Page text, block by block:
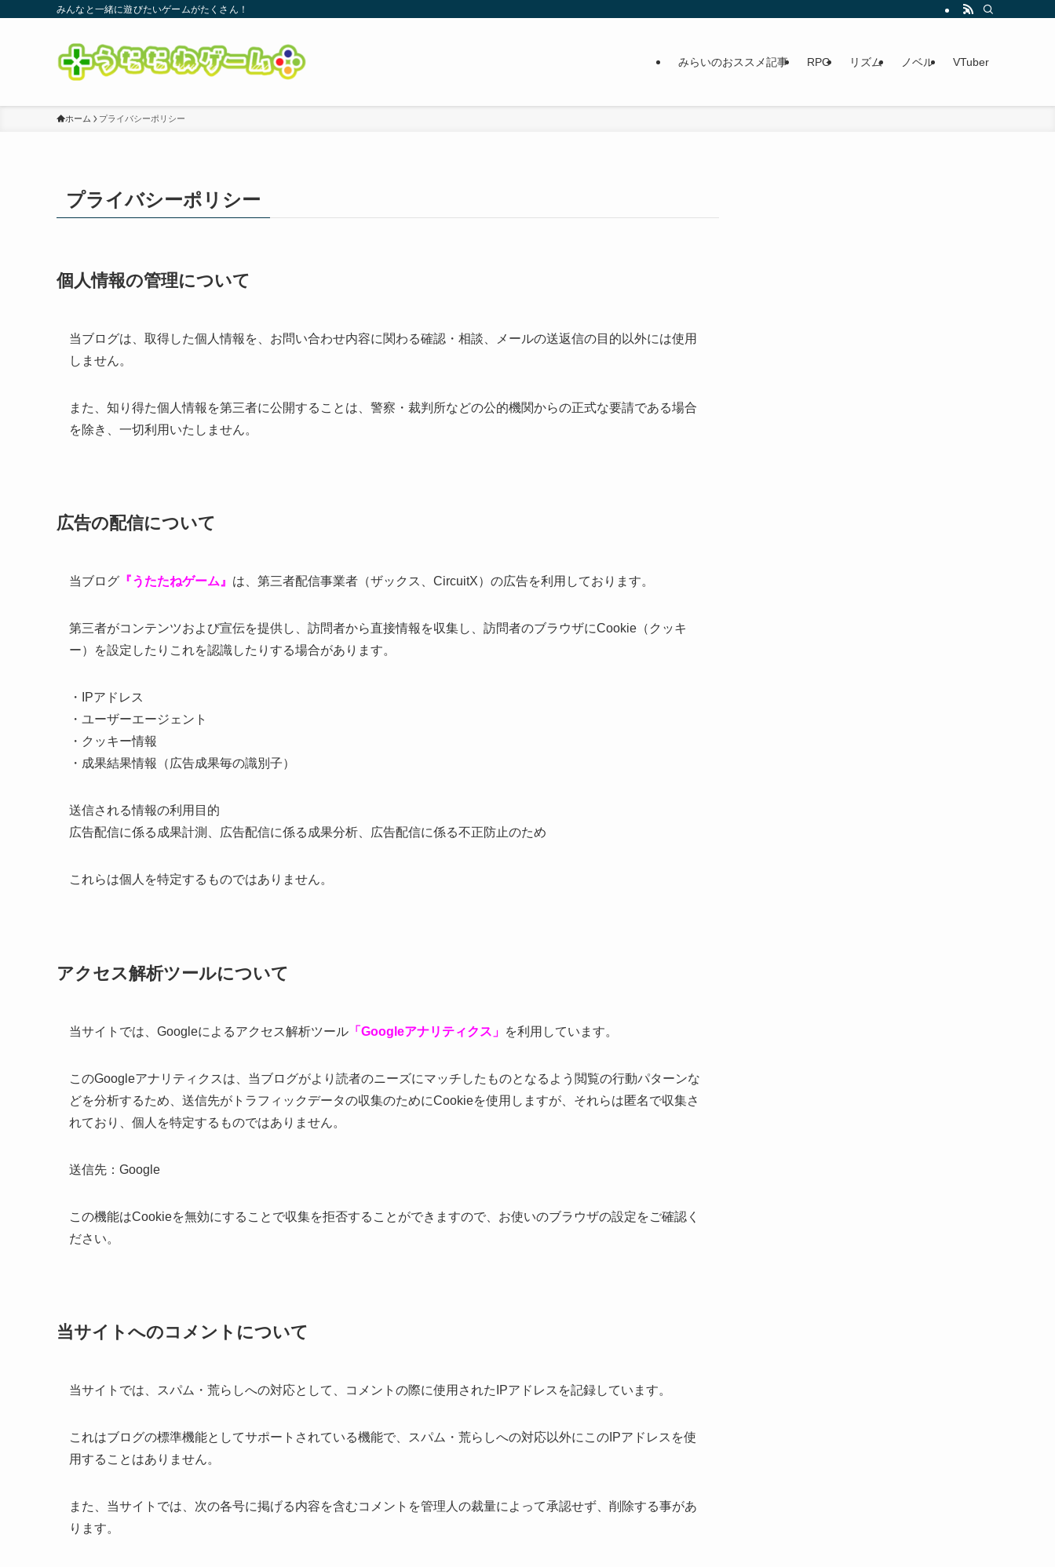
みんなと一緒に遊びたいゲームがたくさん！
みらいのおススメ記事 RPG リズム ノベル VTuber
ホーム プライバシーポリシー
プライバシーポリシー
個人情報の管理について
当ブログは、取得した個人情報を、お問い合わせ内容に関わる確認・相談、メールの送返信の目的以外には使用
しません。
また、知り得た個人情報を第三者に公開することは、警察・裁判所などの公的機関からの正式な要請である場合
を除き、一切利用いたしません。
広告の配信について
当ブログ 『うたたねゲーム』 は、 第三者配信事業者（ザックス、CircuitX）の広告を利用 しております。
第三者がコンテンツおよび宣伝を提供し、訪問者から直接情報を収集し、訪問者のブラウザにCookie（クッキ
ー）を設定したりこれを認識したりする場合があります。
・IPアドレス
・ユーザーエージェント
・クッキー情報
・成果結果情報（広告成果毎の識別子）
送信される情報の利用目的
広告配信に係る成果計測、広告配信に係る成果分析、広告配信に係る不正防止のため
これらは個人を特定するものではありません。
アクセス解析ツールについて
当サイトでは、Googleによるアクセス解析ツール 「Googleアナリティクス」 を利用しています。
このGoogleアナリティクスは、当ブログがより読者のニーズにマッチしたものとなるよう閲覧の行動パターンな
どを分析するため、送信先がトラフィックデータの収集のためにCookieを使用しますが、それらは匿名で収集さ
れており、 個人を特定するものではありません。
送信先：Google
この機能はCookieを無効にすることで収集を拒否することができますので、お使いのブラウザの設定をご確認く
ださい。
当サイトへのコメントについて
当サイトでは、スパム・荒らしへの対応として、コメントの際に使用されたIPアドレスを記録しています。
これはブログの標準機能としてサポートされている機能で、
スパム・荒らしへの対応以外にこのIPアドレスを使
用することはありません。
また、当サイトでは、次の各号に掲げる内容を含むコメントを管理人の裁量によって承認せず、削除する事があ
ります。